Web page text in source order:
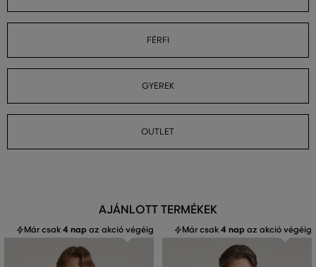
FÉRFI
GYEREK
OUTLET
AJÁNLOTT TERMÉKEK
Már csak4 nap az akció végéig Már csak4 nap az akció végéig